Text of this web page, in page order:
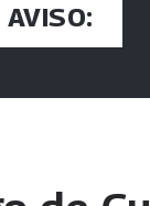
AVISO: